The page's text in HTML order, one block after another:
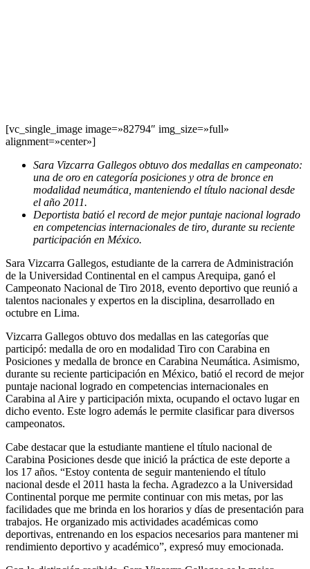
[vc_single_image image=»82794″ img_size=»full»
alignment=»center»]
Sara Vizcarra Gallegos obtuvo dos medallas en campeonato:
una de oro en categoría posiciones y otra de bronce en
modalidad neumática, manteniendo el título nacional desde
el año 2011.
Deportista batió el record de mejor puntaje nacional logrado
en competencias internacionales de tiro, durante su reciente
participación en México.
Sara Vizcarra Gallegos, estudiante de la carrera de Administración
de la Universidad Continental en el campus Arequipa, ganó el
Campeonato Nacional de Tiro 2018, evento deportivo que reunió a
talentos nacionales y expertos en la disciplina, desarrollado en
octubre en Lima.
Vizcarra Gallegos obtuvo dos medallas en las categorías que
participó: medalla de oro en modalidad Tiro con Carabina en
Posiciones y medalla de bronce en Carabina Neumática. Asimismo,
durante su reciente participación en México, batió el record de mejor
puntaje nacional logrado en competencias internacionales en
Carabina al Aire y participación mixta, ocupando el octavo lugar en
dicho evento. Este logro además le permite clasificar para diversos
campeonatos.
Cabe destacar que la estudiante mantiene el título nacional de
Carabina Posiciones desde que inició la práctica de este deporte a
los 17 años. “Estoy contenta de seguir manteniendo el título
nacional desde el 2011 hasta la fecha. Agradezco a la Universidad
Continental porque me permite continuar con mis metas, por las
facilidades que me brinda en los horarios y días de presentación para
trabajos. He organizado mis actividades académicas como
deportivas, entrenando en los espacios necesarios para mantener mi
rendimiento deportivo y académico”, expresó muy emocionada.